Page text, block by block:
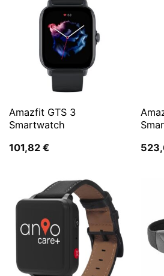
Amazfit GTS 3
Smartwatch
101,82 €